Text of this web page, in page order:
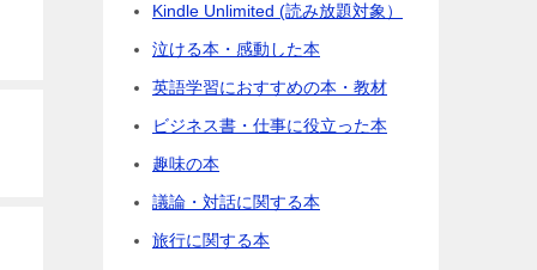
Kindle Unlimited (読み放題対象）
泣ける本・感動した本
英語学習におすすめの本・教材
ビジネス書・仕事に役立った本
趣味の本
議論・対話に関する本
旅行に関する本